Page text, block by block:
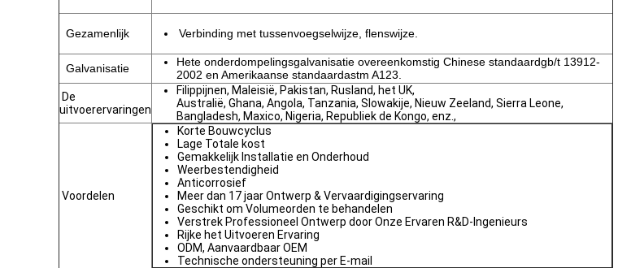
Gezamenlijk Verbinding met tussenvoegselwijze, flenswijze.
Galvanisatie
Hete onderdompelingsgalvanisatie overeenkomstig Chinese standaardgb/t 13912-
2002 en Amerikaanse standaardastm A123.
De
uitvoerervaringen
Filippijnen, Maleisië, Pakistan, Rusland, het UK,
Australië, Ghana, Angola, Tanzania, Slowakije, Nieuw Zeeland, Sierra Leone,
Bangladesh, Maxico, Nigeria, Republiek de Kongo, enz.,
Voordelen
Korte Bouwcyclus
Lage Totale kost
Gemakkelijk Installatie en Onderhoud
Weerbestendigheid
Anticorrosief
Meer dan 17 jaar Ontwerp & Vervaardigingservaring
Geschikt om Volumeorden te behandelen
Verstrek Professioneel Ontwerp door Onze Ervaren R&D-Ingenieurs
Rijke het Uitvoeren Ervaring
ODM, Aanvaardbaar OEM
Technische ondersteuning per E-mail